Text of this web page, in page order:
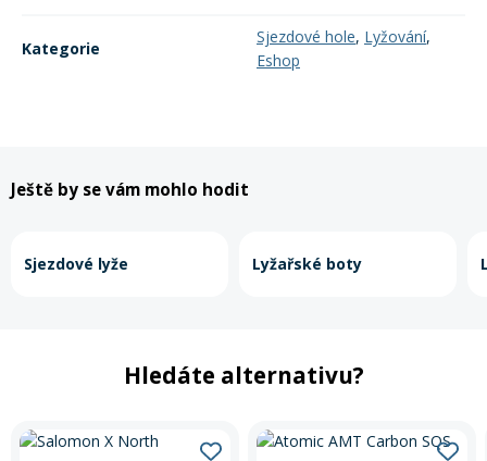
Kategorie
Sjezdové hole, Lyžování,
Eshop
Ještě by se vám mohlo hodit
Sjezdové lyže Lyžařské boty
Hledáte alternativu?